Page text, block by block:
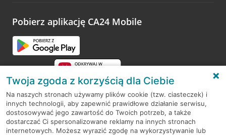
opinie.
Pobierz aplikację CA24 Mobile
RODO
Regulamin serwisu
Twoja zgoda z korzyścią dla Ciebie
Na naszych stronach używamy plików cookie (tzw. ciasteczek) i
innych technologii, aby zapewnić prawidłowe działanie serwisu,
dostosowywać jego zawartość do Twoich potrzeb, a także
dostarczać Ci spersonalizowane reklamy na innych stronach
internetowych. Możesz wyrazić zgodę na wykorzystywanie lub